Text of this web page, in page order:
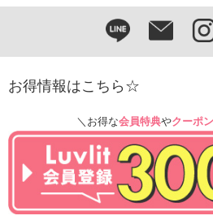
お得情報はこちら☆
＼お得な会員特典やクーポン